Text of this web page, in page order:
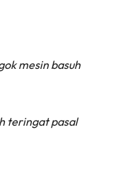
mesin basuh
teringat pasal